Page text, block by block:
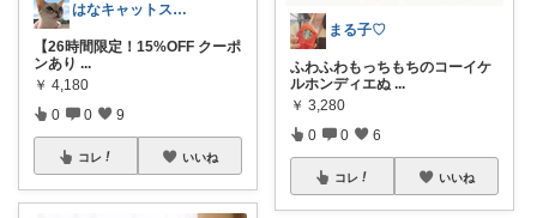
はなキャットスタジオ🐱
【26時間限定！15%OFF クーポ
ンあり ...
￥ 4,180
0 0 9
コレ いいね
まる子♡
ふわふわもっちもちのコーイケ
ルホンディエぬ ...
￥ 3,280
0 0 6
コレ いいね